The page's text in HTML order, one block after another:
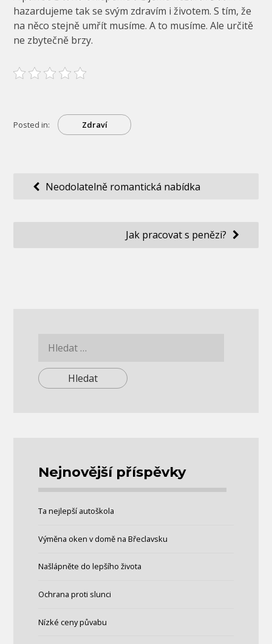
hazardujeme tak se svým zdravím i životem. S tím, že
na něco stejně umřít musíme. A to musíme. Ale určitě
ne zbytečně brzy.
Posted in: Zdraví
Navigace
Neodolatelně romantická nabídka
Jak pracovat s penězi?
Nejnovější příspěvky
Ta nejlepší autoškola
Výměna oken v domě na Břeclavsku
Našlápněte do lepšího života
Ochrana proti slunci
Nízké ceny půvabu